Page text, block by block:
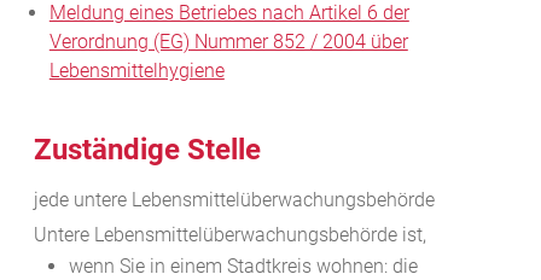
Meldung eines Betriebes nach Artikel 6 der
Verordnung (EG) Nummer 852 / 2004 über
Lebensmittelhygiene
Zuständige Stelle
jede untere Lebensmittelüberwachungsbehörde
Untere Lebensmittelüberwachungsbehörde ist,
wenn Sie in einem Stadtkreis wohnen: die